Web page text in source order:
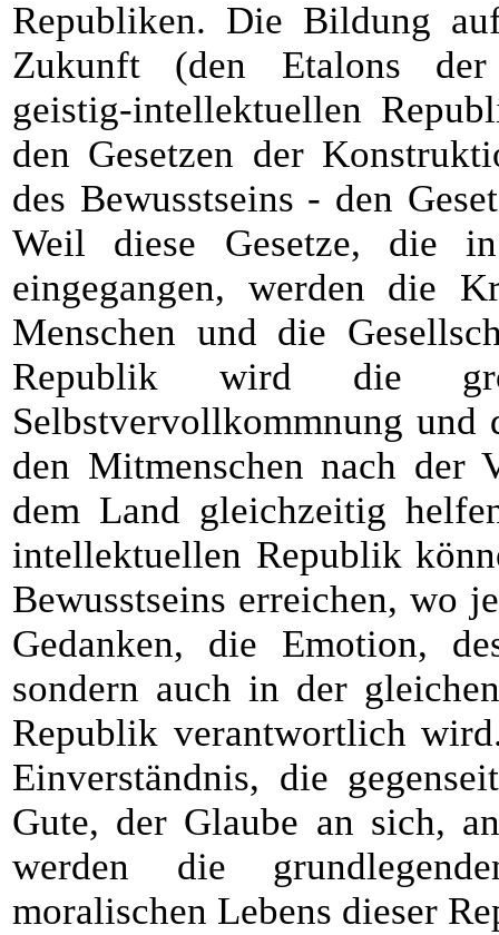
Republiken. Die Bildung
Zukunft (den Etalons der
geistig-intellektuellen
den Gesetzen der
des Bewusstseins - den
Weil diese Gesetze, die
eingegangen, werden die
Menschen und die
Republik wird die
Selbstvervollkommnung und
den Mitmenschen nach der
dem Land gleichzeitig
intellektuellen Republik
Bewusstseins erreichen,
Gedanken, die Emotion,
sondern auch in der
Republik verantwortlich
Einverständnis, die
Gute, der Glaube an sich,
werden die
moralischen Lebens dieser